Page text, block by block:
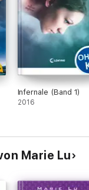
Infernale (Band 1)
2016
Marie Lu